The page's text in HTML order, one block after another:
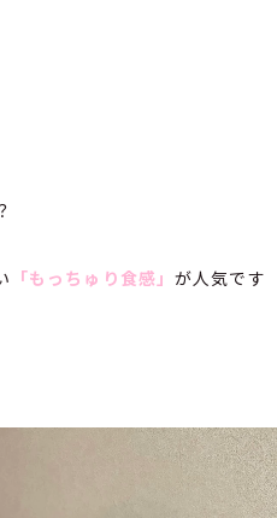
「もっちゅり食感」が人気です